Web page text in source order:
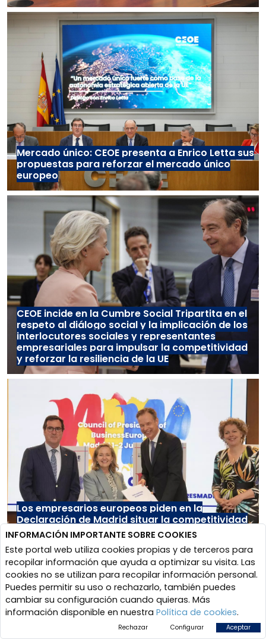
Mercado único: CEOE presenta a Enrico Letta sus
propuestas para reforzar el mercado único
europeo
CEOE incide en la Cumbre Social Tripartita en el
respeto al diálogo social y la implicación de los
interlocutores sociales y representantes
empresariales para impulsar la competitividad
y reforzar la resiliencia de la UE
Los empresarios europeos piden en la
Declaración de Madrid situar la competitividad
como eje de acción de la Presidencia española
del Consejo de la UE
INFORMACIÓN IMPORTANTE SOBRE COOKIES
Este portal web utiliza cookies propias y de terceros para
recopilar información que ayuda a optimizar su visita. Las
cookies no se utilizan para recopilar información personal.
Puedes permitir su uso o rechazarlo, también puedes
cambiar su configuración cuando quieras. Más
información disponible en nuestra Política de cookies.
Rechazar Configurar Aceptar